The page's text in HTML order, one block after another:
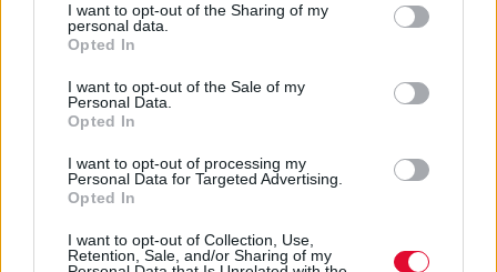
I want to opt-out of the Sharing of my
personal data.
Opted In
I want to opt-out of the Sale of my
Personal Data.
Opted In
I want to opt-out of processing my
Personal Data for Targeted Advertising.
Opted In
I want to opt-out of Collection, Use,
Retention, Sale, and/or Sharing of my
ένιωθα το τεράστιο κενό που αφήνει η
εκπαίδευση στα ωδεία και ένα καλοκαίρι
αποφάσισα να δουλέψω και αγόρασα μια
ακουστική κιθάρα. Έμαθα μόνος μου να
παίζω και έτσι άρχισαν τα υπόλοιπα. Όπως
σε κάθε τομέα, έτσι και στη μουσική, αν
αρχίσεις να εμβαθύνεις και να λύνεις
σημαίνει ότι δε σταματάς ποτέ να μαθαίνεις.